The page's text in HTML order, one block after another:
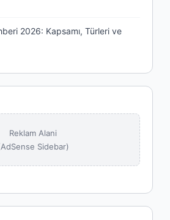
2026: Kapsamı, Türleri ve
Reklam Alani
Sidebar)